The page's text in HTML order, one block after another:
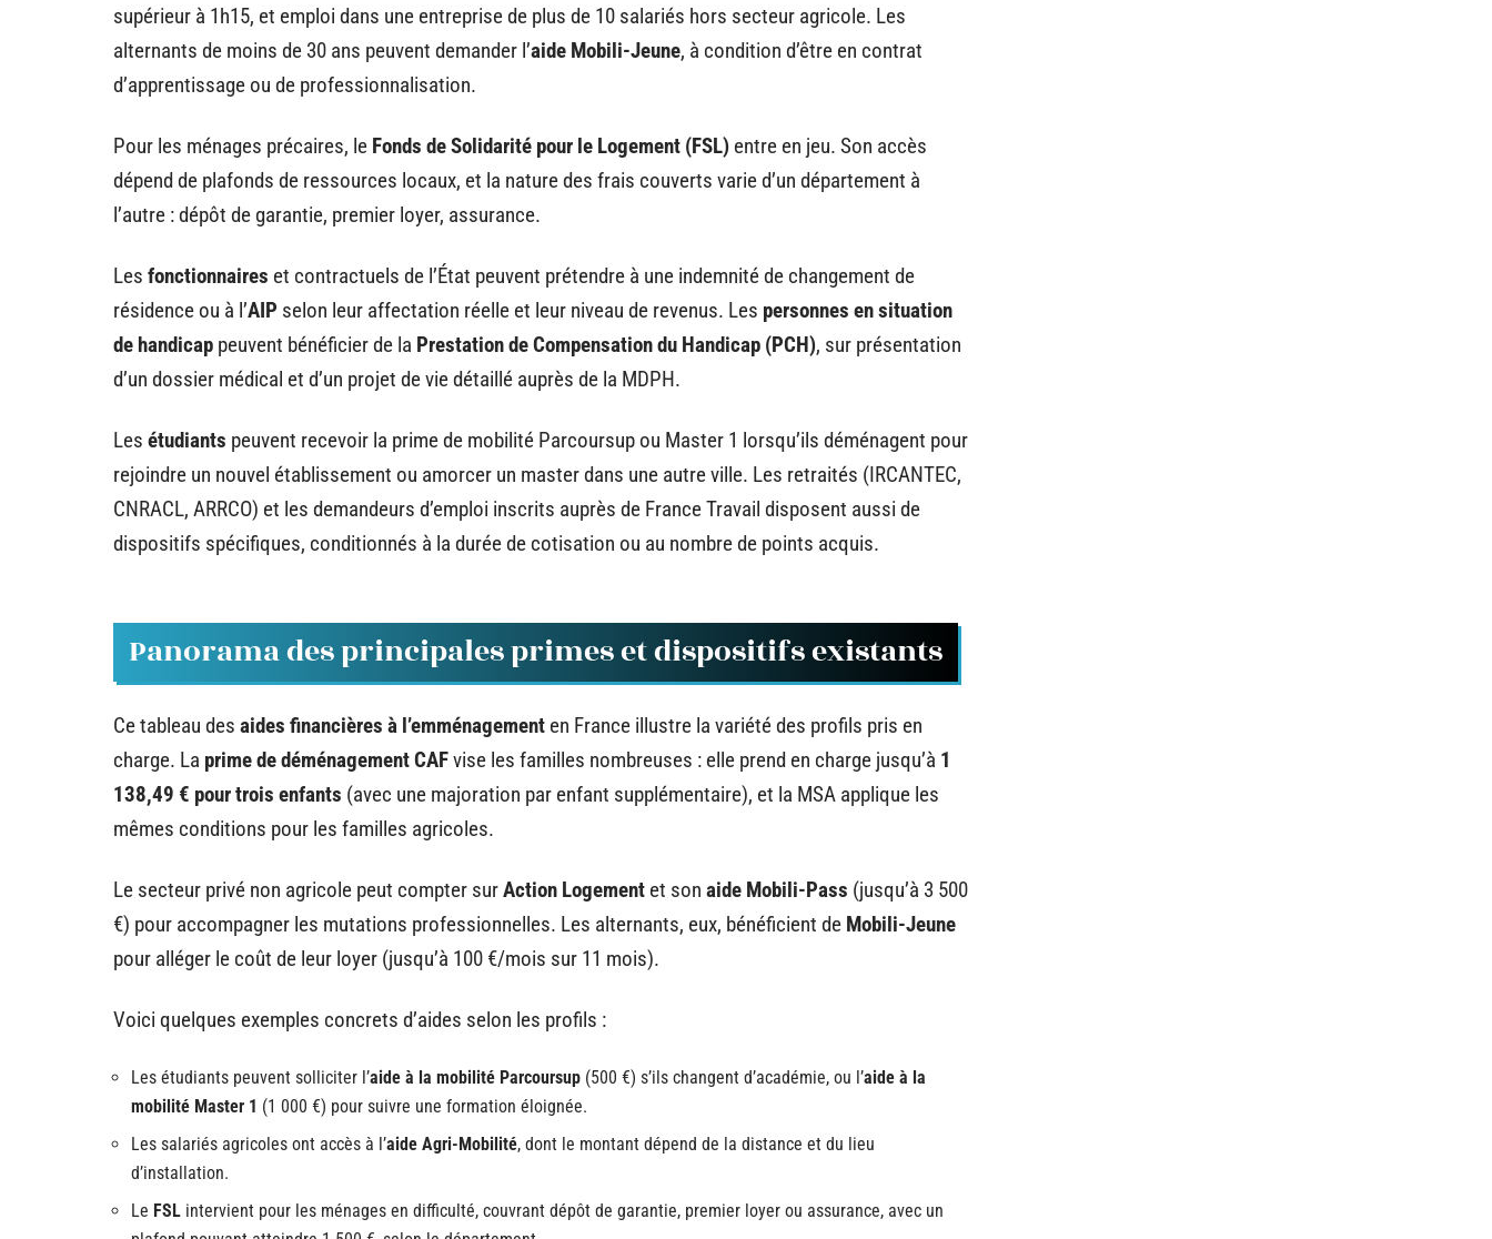
supérieur à 1h15, et emploi dans une entreprise de plus de 10 salariés hors secteur agricole. Les
alternants de moins de 30 ans peuvent demander l’aide Mobili-Jeune, à condition d’être en contrat
d’apprentissage ou de professionnalisation.
Pour les ménages précaires, le Fonds de Solidarité pour le Logement (FSL) entre en jeu. Son accès
dépend de plafonds de ressources locaux, et la nature des frais couverts varie d’un département à
l’autre : dépôt de garantie, premier loyer, assurance.
Les fonctionnaires et contractuels de l’État peuvent prétendre à une indemnité de changement de
résidence ou à l’AIP selon leur affectation réelle et leur niveau de revenus. Les personnes en situation
de handicap peuvent bénéficier de la Prestation de Compensation du Handicap (PCH), sur présentation
d’un dossier médical et d’un projet de vie détaillé auprès de la MDPH.
Les étudiants peuvent recevoir la prime de mobilité Parcoursup ou Master 1 lorsqu’ils déménagent pour
rejoindre un nouvel établissement ou amorcer un master dans une autre ville. Les retraités (IRCANTEC,
CNRACL, ARRCO) et les demandeurs d’emploi inscrits auprès de France Travail disposent aussi de
dispositifs spécifiques, conditionnés à la durée de cotisation ou au nombre de points acquis.
Panorama des principales primes et dispositifs existants
Ce tableau des aides financières à l’emménagement en France illustre la variété des profils pris en
charge. La prime de déménagement CAFvise les familles nombreuses : elle prend en charge jusqu’à 1
138,49 € pour trois enfants (avec une majoration par enfant supplémentaire), et la MSA applique les
mêmes conditions pour les familles agricoles.
Le secteur privé non agricole peut compter surAction Logement et son aide Mobili-Pass (jusqu’à 3 500
€) pour accompagner les mutations professionnelles. Les alternants, eux, bénéficient de Mobili-Jeune
pour alléger le coût de leur loyer (jusqu’à 100 €/mois sur 11 mois).
Voici quelques exemples concrets d’aides selon les profils :
Les étudiants peuvent solliciter l’aide à la mobilité Parcoursup (500 €) s’ils changent d’académie, ou l’aide à la
mobilité Master 1 (1 000 €) pour suivre une formation éloignée.
Les salariés agricoles ont accès à l’aide Agri-Mobilité, dont le montant dépend de la distance et du lieu
d’installation.
Le FSL intervient pour les ménages en difficulté, couvrant dépôt de garantie, premier loyer ou assurance, avec un